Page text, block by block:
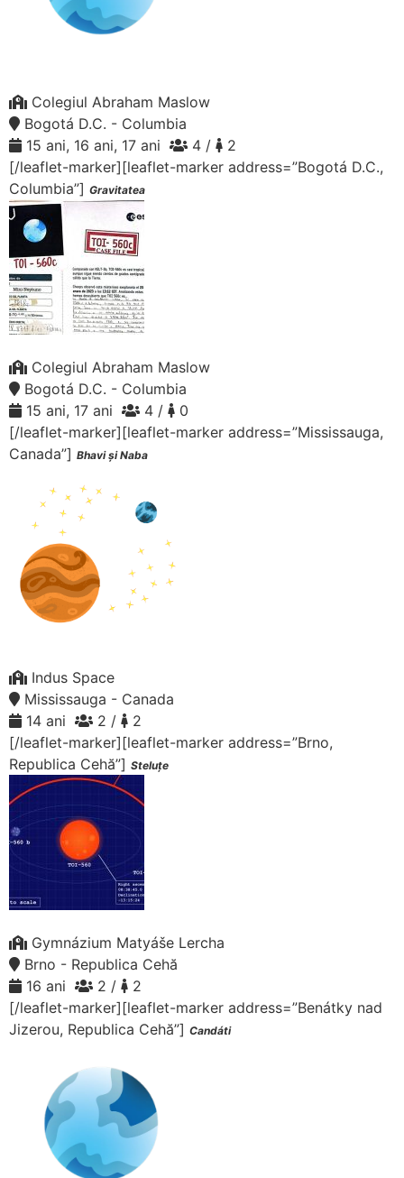
Colegiul Abraham Maslow
Bogotá D.C. - Columbia
15 ani, 16 ani, 17 ani
4 /
2
[/leaflet-marker][leaflet-marker address=”Bogotá D.C.,
Columbia”] Gravitatea
Colegiul Abraham Maslow
Bogotá D.C. - Columbia
15 ani, 17 ani
4 /
0
[/leaflet-marker][leaflet-marker address=”Mississauga,
Canada”] Bhavi și Naba
Indus Space
Mississauga - Canada
14 ani
2 /
2
[/leaflet-marker][leaflet-marker address=”Brno,
Republica Cehă”] Steluțe
Gymnázium Matyáše Lercha
Brno - Republica Cehă
16 ani
2 /
2
[/leaflet-marker][leaflet-marker address=”Benátky nad
Jizerou, Republica Cehă”] Candáti